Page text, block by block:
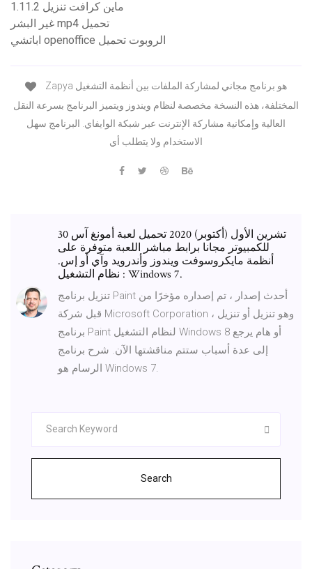
1.11.2 ماين كرافت تنزيل
غير البشر mp4 تحميل
اباتشي openoffice الروبوت تحميل
Zapya هو برنامج مجاني لمشاركة الملفات بين أنظمة التشغيل
المختلفة، هذه النسخة مخصصة لنظام ويندوز ويتميز البرنامج بسرعة النقل
العالية وإمكانية مشاركة الإنترنت عبر شبكة الوايفاي. البرنامج سهل
الاستخدام ولا يتطلب أي
30 تشرين الأول (أكتوبر) 2020 تحميل لعبة أمونغ آس
للكمبيوتر مجانا برابط مباشر اللعبة متوفرة على
أنظمة مايكروسوفت ويندوز و‌أندرويد و‌آي أو إس.
نظام التشغيل : Windows 7.
تنزيل برنامج Paint أحدث إصدار ، تم إصداره مؤخرًا من
قبل شركة Microsoft Corporation ، وهو تنزيل أو تنزيل
برنامج Paint لنظام التشغيل Windows 8 أو هام يرجع
إلى عدة أسباب ستتم مناقشتها الآن. شرح برنامج
الرسام هو Windows 7.
Search